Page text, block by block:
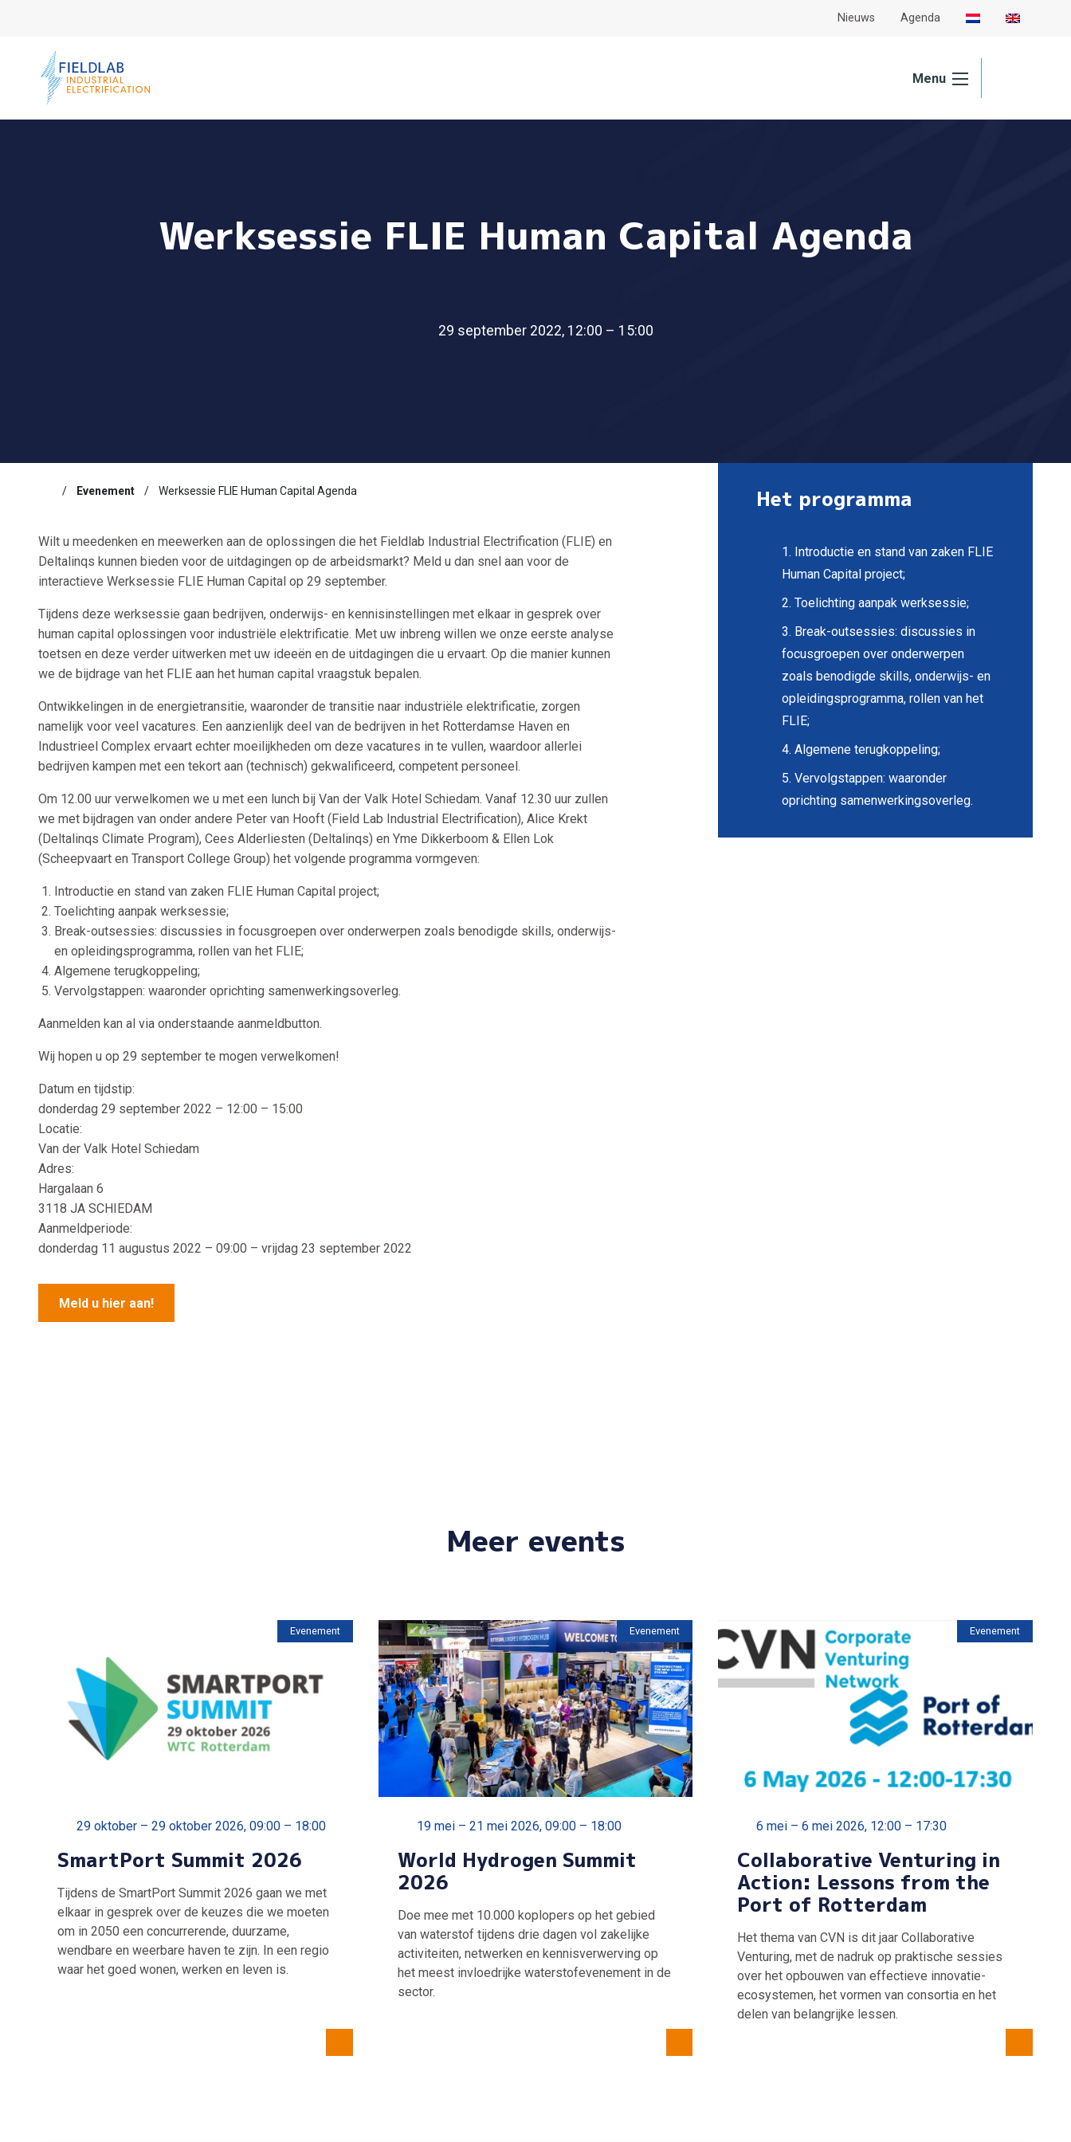
Nieuws Agenda
Menu
Werksessie FLIE Human Capital Agenda
29 september 2022, 12:00 – 15:00
Evenement Werksessie FLIE Human Capital Agenda
Wilt u meedenken en meewerken aan de oplossingen die het Fieldlab Industrial Electrification (FLIE) en
Deltalinqs kunnen bieden voor de uitdagingen op de arbeidsmarkt? Meld u dan snel aan voor de
interactieve Werksessie FLIE Human Capital op 29 september.
Tijdens deze werksessie gaan bedrijven, onderwijs- en kennisinstellingen met elkaar in gesprek over
human capital oplossingen voor industriële elektrificatie. Met uw inbreng willen we onze eerste analyse
toetsen en deze verder uitwerken met uw ideeën en de uitdagingen die u ervaart. Op die manier kunnen
we de bijdrage van het FLIE aan het human capital vraagstuk bepalen.
Ontwikkelingen in de energietransitie, waaronder de transitie naar industriële elektrificatie, zorgen
namelijk voor veel vacatures. Een aanzienlijk deel van de bedrijven in het Rotterdamse Haven en
Industrieel Complex ervaart echter moeilijkheden om deze vacatures in te vullen, waardoor allerlei
bedrijven kampen met een tekort aan (technisch) gekwalificeerd, competent personeel.
Om 12.00 uur verwelkomen we u met een lunch bij Van der Valk Hotel Schiedam. Vanaf 12.30 uur zullen
we met bijdragen van onder andere Peter van Hooft (Field Lab Industrial Electrification), Alice Krekt
(Deltalinqs Climate Program), Cees Alderliesten (Deltalinqs) en Yme Dikkerboom & Ellen Lok
(Scheepvaart en Transport College Group) het volgende programma vormgeven:
Introductie en stand van zaken FLIE Human Capital project;
Toelichting aanpak werksessie;
Break-outsessies: discussies in focusgroepen over onderwerpen zoals benodigde skills, onderwijs-
en opleidingsprogramma, rollen van het FLIE;
Algemene terugkoppeling;
Vervolgstappen: waaronder oprichting samenwerkingsoverleg.
Aanmelden kan al via onderstaande aanmeldbutton.
Wij hopen u op 29 september te mogen verwelkomen!
Datum en tijdstip:
donderdag 29 september 2022 – 12:00 – 15:00
Locatie:
Van der Valk Hotel Schiedam
Adres:
Hargalaan 6
3118 JA SCHIEDAM
Aanmeldperiode:
donderdag 11 augustus 2022 – 09:00 – vrijdag 23 september 2022
Het programma
1. Introductie en stand van zaken FLIE
Human Capital project;
2. Toelichting aanpak werksessie;
3. Break-outsessies: discussies in
focusgroepen over onderwerpen
zoals benodigde skills, onderwijs- en
opleidingsprogramma, rollen van het
FLIE;
4. Algemene terugkoppeling;
5. Vervolgstappen: waaronder
oprichting samenwerkingsoverleg.
Meld u hier aan!
Meer events
Evenement
29 oktober – 29 oktober 2026, 09:00 – 18:00
SmartPort Summit 2026
Tijdens de SmartPort Summit 2026 gaan we met
elkaar in gesprek over de keuzes die we moeten
om in 2050 een concurrerende, duurzame,
wendbare en weerbare haven te zijn. In een regio
waar het goed wonen, werken en leven is.
Evenement
19 mei – 21 mei 2026, 09:00 – 18:00
World Hydrogen Summit
2026
Doe mee met 10.000 koplopers op het gebied
van waterstof tijdens drie dagen vol zakelijke
activiteiten, netwerken en kennisverwerving op
het meest invloedrijke waterstofevenement in de
sector.
Evenement
6 mei – 6 mei 2026, 12:00 – 17:30
Collaborative Venturing in
Action: Lessons from the
Port of Rotterdam
Het thema van CVN is dit jaar Collaborative
Venturing, met de nadruk op praktische sessies
over het opbouwen van effectieve innovatie-
ecosystemen, het vormen van consortia en het
delen van belangrijke lessen.